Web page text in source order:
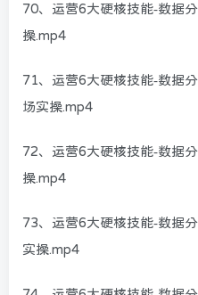
70、运营6大硬核技能-数据
操.mp4
71、运营6大硬核技能-数据
场实操.mp4
72、运营6大硬核技能-数据
操.mp4
73、运营6大硬核技能-数据
实操.mp4